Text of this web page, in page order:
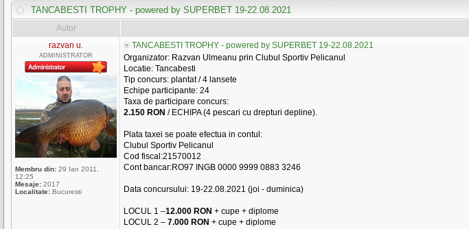
TANCABESTI TROPHY - powered by SUPERBET 19-22.08.2021
Autor
razvan u.
ADMINISTRATOR
Membru din: 29 Ian 2011,
12:25
Mesaje: 2017
Localitate: Bucuresti
TANCABESTI TROPHY - powered by SUPERBET 19-22.08.2021
Organizator: Razvan Ulmeanu prin Clubul Sportiv Pelicanul
Locatie: Tancabesti
Tip concurs: plantat / 4 lansete
Echipe participante: 24
Taxa de participare concurs:
2.150 RON / ECHIPA (4 pescari cu drepturi depline).
Plata taxei se poate efectua in contul:
Clubul Sportiv Pelicanul
Cod fiscal:21570012
Cont bancar:RO97 INGB 0000 9999 0883 3246
Data concursului: 19-22.08.2021 (joi - duminica)
LOCUL 1 –12.000 RON + cupe + diplome
LOCUL 2 – 7.000 RON + cupe + diplome